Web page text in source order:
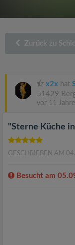
Zurück zu
x2x hat
51429
vor 11
"Sterne Küche
GESCHRIEBEN AM
Besucht am
g
t